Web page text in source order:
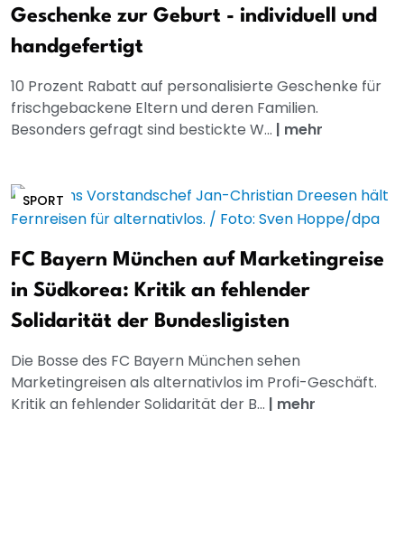
Geschenke zur Geburt - individuell und
handgefertigt
10 Prozent Rabatt auf personalisierte Geschenke für
frischgebackene Eltern und deren Familien.
Besonders gefragt sind bestickte W... | mehr
SPORT
FC Bayern München auf Marketingreise
in Südkorea: Kritik an fehlender
Solidarität der Bundesligisten
Die Bosse des FC Bayern München sehen
Marketingreisen als alternativlos im Profi-Geschäft.
Kritik an fehlender Solidarität der B... | mehr